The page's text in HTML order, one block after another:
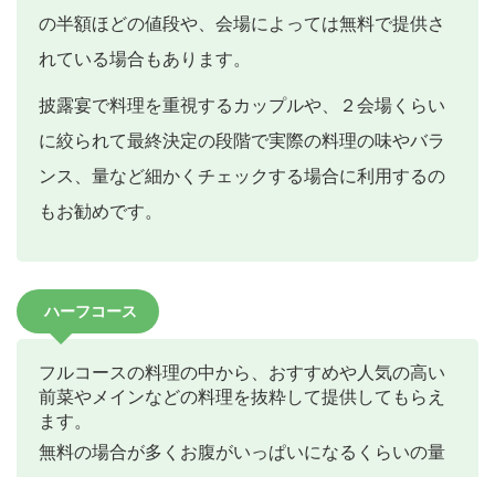
の半額ほどの値段や、会場によっては無料で提供さ
れている場合もあります。
披露宴で料理を重視するカップルや、２会場くらい
に絞られて最終決定の段階で実際の料理の味やバラ
ンス、量など細かくチェックする場合に利用するの
もお勧めです。
ハーフコース
フルコースの料理の中から、おすすめや人気の高い
前菜やメインなどの料理を抜粋して提供してもらえ
ます。
無料の場合が多くお腹がいっぱいになるくらいの量